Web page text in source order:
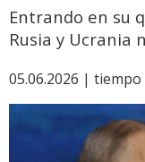
Entrando en su
Rusia y Ucrania
05.06.2026 | tiempo